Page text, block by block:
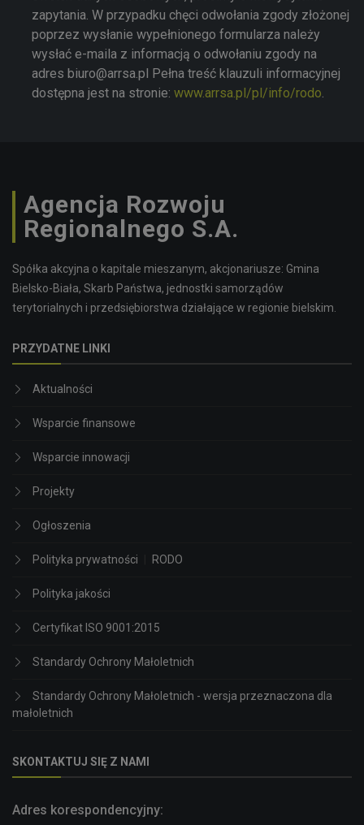
zapytania. W przypadku chęci odwołania zgody złożonej
poprzez wysłanie wypełnionego formularza należy
wysłać e-maila z informacją o odwołaniu zgody na
adres biuro@arrsa.pl Pełna treść klauzuli informacyjnej
dostępna jest na stronie: www.arrsa.pl/pl/info/rodo.
Agencja Rozwoju
Regionalnego S.A.
Spółka akcyjna o kapitale mieszanym, akcjonariusze: Gmina
Bielsko-Biała, Skarb Państwa, jednostki samorządów
terytorialnych i przedsiębiorstwa działające w regionie bielskim.
PRZYDATNE LINKI
Aktualności
Wsparcie finansowe
Wsparcie innowacji
Projekty
Ogłoszenia
Polityka prywatności RODO
Polityka jakości
Certyfikat ISO 9001:2015
Standardy Ochrony Małoletnich
Standardy Ochrony Małoletnich - wersja przeznaczona dla
małoletnich
SKONTAKTUJ SIĘ Z NAMI
Adres korespondencyjny: